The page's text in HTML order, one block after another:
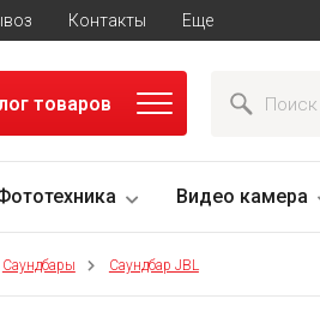
Контакты Еще
товаров
Видео камера
Саундбары Саундбар JBL